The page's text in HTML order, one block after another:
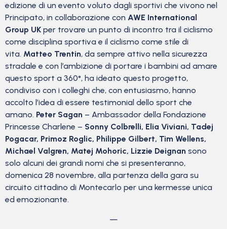
edizione di un evento voluto dagli sportivi che vivono nel
Principato, in collaborazione con AWE International
Group UK per trovare un punto di incontro tra il ciclismo
come disciplina sportiva e il ciclismo come stile di
vita. Matteo Trentin, da sempre attivo nella sicurezza
stradale e con l’ambizione di portare i bambini ad amare
questo sport a 360°, ha ideato questo progetto,
condiviso con i colleghi che, con entusiasmo, hanno
accolto l’idea di essere testimonial dello sport che
amano. Peter Sagan – Ambassador della Fondazione
Princesse Charlene – Sonny Colbrelli, Elia Viviani, Tadej
Pogacar, Primoz Roglic, Philippe Gilbert, Tim Wellens,
Michael Valgren, Matej Mohoric, Lizzie Deignan sono
solo alcuni dei grandi nomi che si presenteranno,
domenica 28 novembre, alla partenza della gara su
circuito cittadino di Montecarlo per una kermesse unica
ed emozionante.
—